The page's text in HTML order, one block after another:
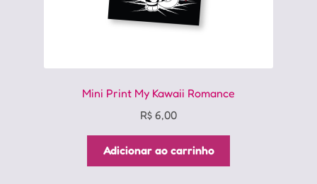
Mini Print My Kawaii Romance
R$ 6,00
Adicionar ao carrinho